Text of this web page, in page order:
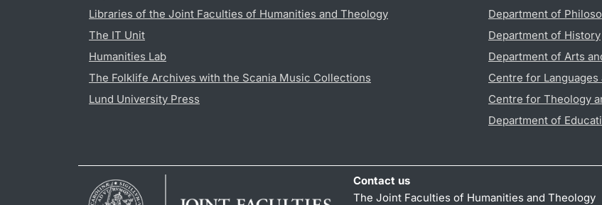
Libraries of the Joint Faculties of Humanities and Theology
The IT Unit
Humanities Lab
The Folklife Archives with the Scania Music Collections
Lund University Press
Department of
Department of History
Department of Arts
Centre for Languages
Centre for Theology
Department of
Contact us
The Joint Faculties of Humanities and Theology